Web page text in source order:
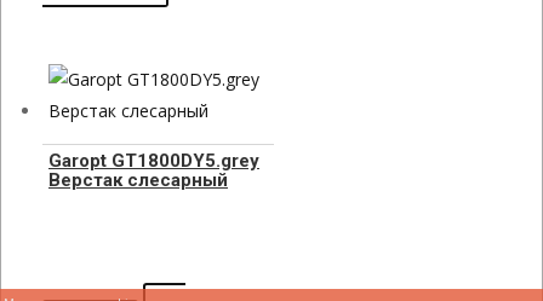
Garopt GT1800DY5.grey
Верстак слесарный